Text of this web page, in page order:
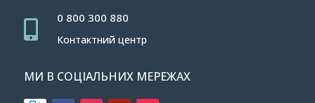

0 800 300 880
Контактний центр
МИ В СОЦІАЛЬНИХ МЕРЕЖАХ